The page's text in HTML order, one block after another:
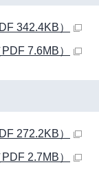
342.4KB）
7.6MB）
272.2KB）
2.7MB）